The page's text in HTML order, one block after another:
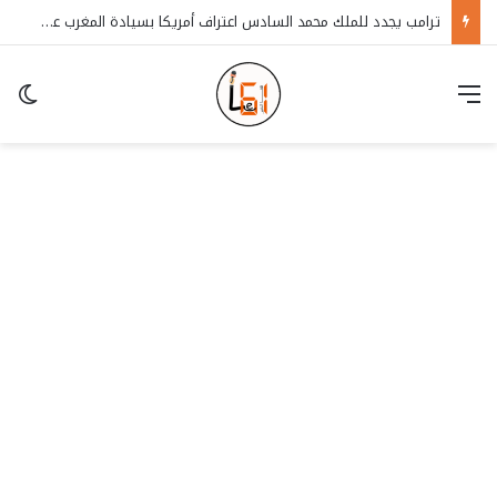
ترامب يجدد للملك محمد السادس اعتراف أمريكا بسيادة المغرب على الصحراء